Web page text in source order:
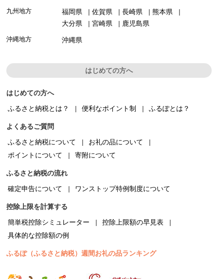
九州地方 福岡県 佐賀県 長崎県
熊本県
大分県
宮崎県 鹿児島県
沖縄地方 沖縄県
はじめての方へ
はじめての方へ
ふるさと納税とは？
便利なポイント制 ふるぽとは？
よくあるご質問
ふるさと納税について
お礼の品について
ポイントについて
寄附について
ふるさと納税の流れ
確定申告について
ワンストップ特例制度について
控除上限を計算する
簡単税控除シミュレーター
控除上限額の早見表
具体的な控除額の例
ふるぽ（ふるさと納税）週間お礼の品ランキング